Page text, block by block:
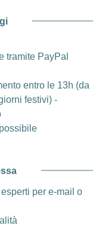
tramite PayPal
entro le 13h (da
festivi) -
per e-mail o